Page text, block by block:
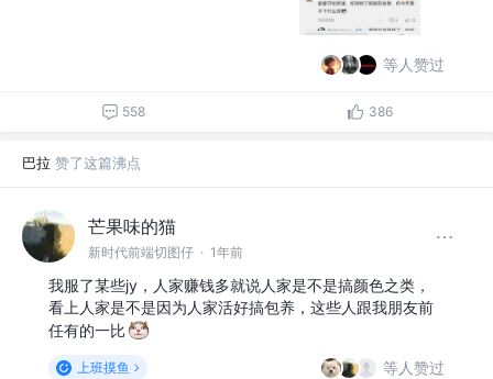
等人赞过
558 386
巴拉 赞了这篇沸点
芒果味的猫
新时代前端切图仔 · 1年前
我服了某些jy，人家赚钱多就说人家是不是搞颜色之类，
看上人家是不是因为人家活好搞包养，这些人跟我朋友前
任有的一比
上班摸鱼 等人赞过